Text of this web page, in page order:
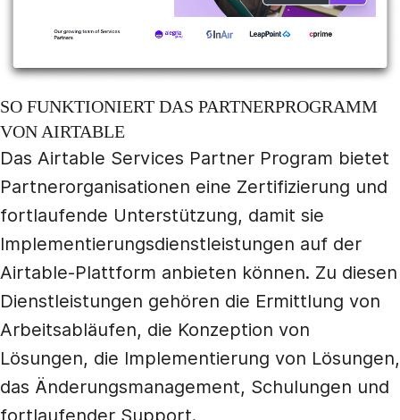
SO FUNKTIONIERT DAS PARTNERPROGRAMM
VON AIRTABLE
Das Airtable Services Partner Program bietet
Partnerorganisationen eine Zertifizierung und
fortlaufende Unterstützung, damit sie
Implementierungsdienstleistungen auf der
Airtable-Plattform anbieten können. Zu diesen
Dienstleistungen gehören die Ermittlung von
Arbeitsabläufen, die Konzeption von
Lösungen, die Implementierung von Lösungen,
das Änderungsmanagement, Schulungen und
fortlaufender Support.